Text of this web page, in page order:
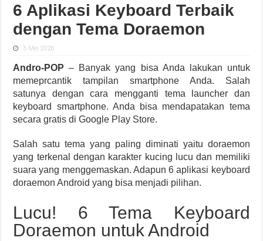
6 Aplikasi Keyboard Terbaik
dengan Tema Doraemon
3 Mei 2026
Andro-POP – Banyak yang bisa Anda lakukan untuk
memeprcantik tampilan smartphone Anda. Salah
satunya dengan cara mengganti tema launcher dan
keyboard smartphone. Anda bisa mendapatakan tema
secara gratis di Google Play Store.
Salah satu tema yang paling diminati yaitu doraemon
yang terkenal dengan karakter kucing lucu dan memiliki
suara yang menggemaskan. Adapun 6 aplikasi keyboard
doraemon Android yang bisa menjadi pilihan.
Lucu! 6 Tema Keyboard
Doraemon untuk Android